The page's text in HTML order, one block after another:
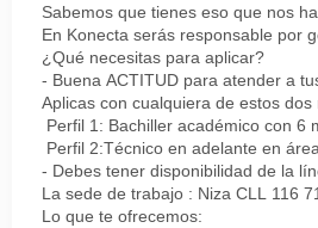
Sabemos que tienes eso que nos
En Konecta serás responsable por
¿Qué necesitas para aplicar?
- Buena ACTITUD para atender a
Aplicas con cualquiera de estos
Perfil 1: Bachiller académico con 6
Perfil 2:Técnico en adelante en
- Debes tener disponibilidad de la
La sede de trabajo : Niza CLL 116
Lo que te ofrecemos: